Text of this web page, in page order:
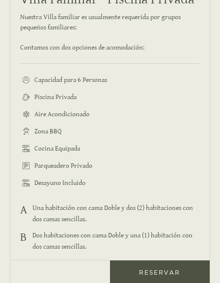
Nuestra Villa familiar es usualmente requerida por grupos
pequeños familiares:
Contamos con dos opciones de acomodación:
Capacidad para 6 Personas
Piscina Privada
Aire Acondicionado
Zona BBQ
Cocina Equipada
Parqueadero Privado
Desayuno Incluido
Una habitación con cama Doble y dos (2) habitaciones con
dos camas sencillas.
Dos habitaciones con cama Doble y una (1) habitación con
dos camas sencillas.
RESERVAR